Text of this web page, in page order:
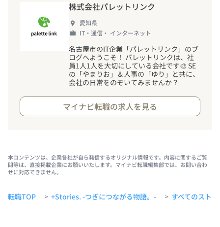
株式会社パレットリンク
愛知県
IT・通信・ インターネット
名古屋市のIT企業「パレットリンク」のブ
ログへようこそ ！ パレットリンクは、社
員1人1人を大切にしている会社です🎨 SE
の「やまりお」＆人事の「ゆり」と共に、
会社の日常をのぞいてみませんか？
マイナビ転職の求人を見る
本コンテンツは、企業各社が自ら発信するオリジナル情報です。内容に関するご質
問等は、直接掲載企業にお願いいたします。マイナビ転職編集部では、お問い合わ
せに対応できません。
転職TOP > +Stories. -つぎにつながる物語。- > すべてのスト